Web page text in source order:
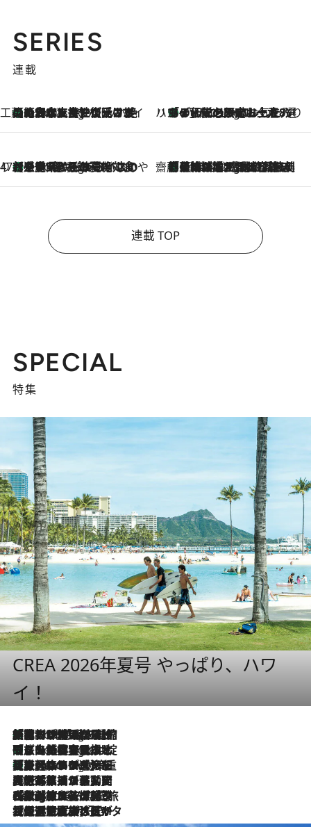
SERIES
連載
工藤まやのおもてなしハワイ
4 Hours Ago
【ハワイ土産】ローカルの絶大な支持で復活！ 絶品の幻クッキー《元ファンの日本人女性が受け継いだ名店》 ハワイ賢者 リサのお気に入りリスト4 Hours Ago
あの伝説の限定トートも！ リニューアルした「ディーン＆デルーカ ハワイ」で必須のお土産8選
47都道府県の手みやげ ひんやりスイーツで夏を満喫
4 Hours Ago
【三重県】この夏絶対食べたい 冷やしておいしいおやつ3選 お餅×アイスの新感覚スイーツ 齋藤 薫 美容脳ルネサンス
4 Hours Ago
「荷物が増えるほど旅ストレスは増す」美容ジャーナリストがたどり着いた最終結論。“化粧品を劇的に減らす”感動の凝縮美容とは
連載 TOP
SPECIAL
特集
CREA 2026年夏号 やっぱり、ハワ
イ！
4 Hours Ago
「荷物が増えるほど旅ストレスは増す」美容ジャーナリストがたどり着いた最終結論。“化粧品を劇的に減らす”感動の凝縮美容とは
4 Hours Ago
「旅先には金髪ウィッグを持参」日本と同じメイクでは損してる!? 美容ジャーナリストが提案する“掟破りの旅美容”とは
4 Hours Ago
【厳選旅コスメ】「身軽さ＆UV対策重視！」ヘアアーティストshucoが選んだ夏旅ベストコスメを発表【Mサイズジップ】
2026.8.5
【厳選旅コスメ】国内をあちこち移動する河井菜摘が選んだ夏旅ベストコスメ発表！「リラックスアイテムはマスト」【Mサイズジップ】
2026.8.4
【厳選旅コスメ】「紫外線＆乾燥対策しながらメイク感も！」ヘア＆メイクGeorgeが選んだ夏旅ベストコスメを発表！【Mサイズジップ】
2026.8.3
【厳選旅コスメ】「保湿もタイパ重視！」“サウナ好き”タレント清水みさとが愛用する夏旅ベストコスメを発表！【Mサイズジップ】